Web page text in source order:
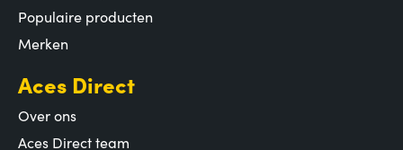
Populaire producten
Merken
Aces Direct
Over ons
Aces Direct team